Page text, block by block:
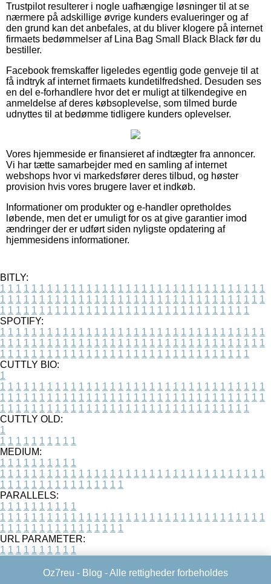
Trustpilot resulterer i nogle uafhængige løsninger til at se
nærmere på adskillige øvrige kunders evalueringer og af
den grund kan det anbefales, at du bliver klogere på internet
firmaets bedømmelser af Lina Bag Small Black Black før du
bestiller.
Facebook fremskaffer ligeledes egentlig gode genveje til at
få indtryk af internet firmaets kundetilfredshed. Desuden ses
en del e-forhandlere hvor det er muligt at tilkendegive en
anmeldelse af deres købsoplevelse, som tilmed burde
udnyttes til at bedømme tidligere kunders oplevelser.
Vores hjemmeside er finansieret af indtægter fra annoncer.
Vi har tætte samarbejder med en samling af internet
webshops hvor vi markedsfører deres tilbud, og høster
provision hvis vores brugere laver et indkøb.
Informationer om produkter og e-handler opretholdes
løbende, men det er umuligt for os at give garantier imod
ændringer der er udført siden nyligste opdatering af
hjemmesidens informationer.
BITLY:
1 1 1 1 1 1 1 1 1 1 1 1 1 1 1 1 1 1 1 1 1 1 1 1 1 1 1 1 1 1 1 1 1 1
1 1 1 1 1 1 1 1 1 1 1 1 1 1 1 1 1 1 1 1 1 1 1 1 1 1 1 1 1 1 1 1 1 1
1 1 1 1 1 1 1 1 1 1 1 1 1 1 1 1 1 1 1 1 1 1 1 1 1 1 1 1 1 1 1 1
SPOTIFY:
1 1 1 1 1 1 1 1 1 1 1 1 1 1 1 1 1 1 1 1 1 1 1 1 1 1 1 1 1 1 1 1 1 1
1 1 1 1 1 1 1 1 1 1 1 1 1 1 1 1 1 1 1 1 1 1 1 1 1 1 1 1 1 1 1 1 1 1
1 1 1 1 1 1 1 1 1 1 1 1 1 1 1 1 1 1 1 1 1 1 1 1 1 1 1 1 1 1 1 1
CUTTLY BIO:
1
1 1 1 1 1 1 1 1 1 1 1 1 1 1 1 1 1 1 1 1 1 1 1 1 1 1 1 1 1 1 1 1 1 1
1 1 1 1 1 1 1 1 1 1 1 1 1 1 1 1 1 1 1 1 1 1 1 1 1 1 1 1 1 1 1 1 1 1
1 1 1 1 1 1 1 1 1 1 1 1 1 1 1 1 1 1 1 1 1 1 1 1 1 1 1 1 1 1 1 1
CUTTLY OLD:
1
1 1 1 1 1 1 1 1 1 1
MEDIUM:
1 1 1 1 1 1 1 1 1 1
1 1 1 1 1 1 1 1 1 1 1 1 1 1 1 1 1 1 1 1 1 1 1 1 1 1 1 1 1 1 1 1 1 1
1 1 1 1 1 1 1 1 1 1 1 1 1 1 1 1
PARALLELS:
1 1 1 1 1 1 1 1 1 1
1 1 1 1 1 1 1 1 1 1 1 1 1 1 1 1 1 1 1 1 1 1 1 1 1 1 1 1 1 1 1 1 1 1
1 1 1 1 1 1 1 1 1 1 1 1 1 1 1 1
URL PARAMETER:
1 1 1 1 1 1 1 1 1 1
Oz7reu - Blog - Alle rettigheder forbeholdes